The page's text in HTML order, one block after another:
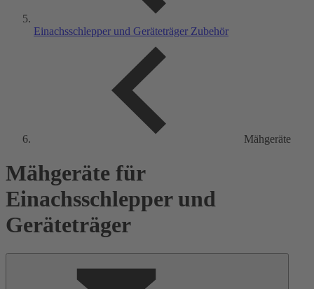
Einachsschlepper und Geräteträger Zubehör
Mähgeräte
Mähgeräte für
Einachsschlepper und
Geräteträger